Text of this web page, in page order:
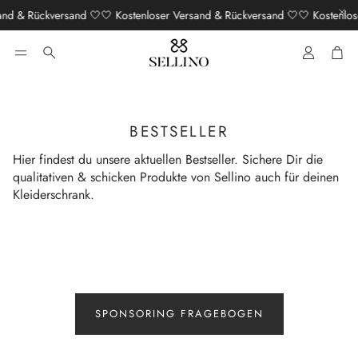
& Rückversand 🤍🤍 Kostenloser Versand & Rückversand 🤍🤍
Suche Konto
BESTSELLER
Hier findest du unsere aktuellen Bestseller. Sichere Dir die
qualitativen & schicken Produkte von Sellino auch für deinen
Kleiderschrank.
SPONSORING FRAGEBOGEN